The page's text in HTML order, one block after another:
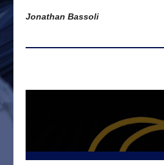
Jonathan Bassoli